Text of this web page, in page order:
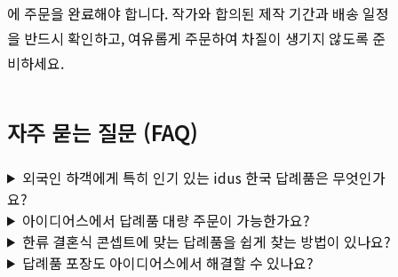
에 주문을 완료해야 합니다. 작가와 합의된 제작 기간과 배송 일정
을 반드시 확인하고, 여유롭게 주문하여 차질이 생기지 않도록 준
비하세요.
자주 묻는 질문 (FAQ)
외국인 하객에게 특히 인기 있는 idus 한국 답례품은 무엇인가
요?
아이디어스에서 답례품 대량 주문이 가능한가요?
한류 결혼식 콘셉트에 맞는 답례품을 쉽게 찾는 방법이 있나요?
답례품 포장도 아이디어스에서 해결할 수 있나요?